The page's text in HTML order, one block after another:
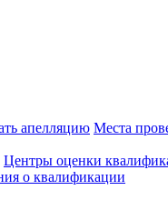
апелляцию Места
Центры оценки
о квалификации